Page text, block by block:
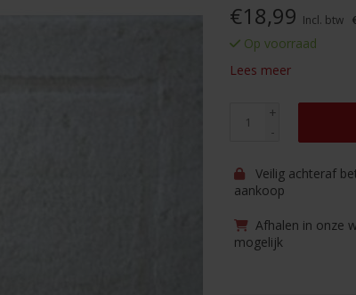
€18,99 Incl. btw
Op voorraad
Lees meer
+
-
Veilig achteraf
aankoop
Afhalen in onze
mogelijk